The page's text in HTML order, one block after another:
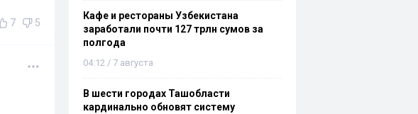
7 5
Кафе и рестораны Узбекистана
заработали почти 127 трлн сумов за
полгода
04:12 / 7 августа
В шести городах Ташобласти
кардинально обновят систему